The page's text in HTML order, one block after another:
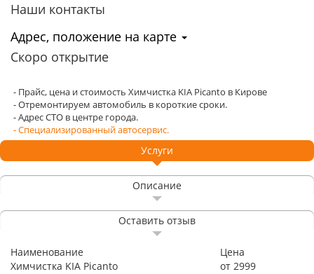
Наши контакты
Адрес, положение на карте
Скоро открытие
- Прайс, цена и стоимость Химчистка KIA Picanto в Кирове
- Отремонтируем автомобиль в короткие сроки.
- Адрес СТО в центре города.
- Специализированный автосервис.
Услуги
Описание
Оставить отзыв
Наименование
Цена
Химчистка KIA Picanto
от 2999